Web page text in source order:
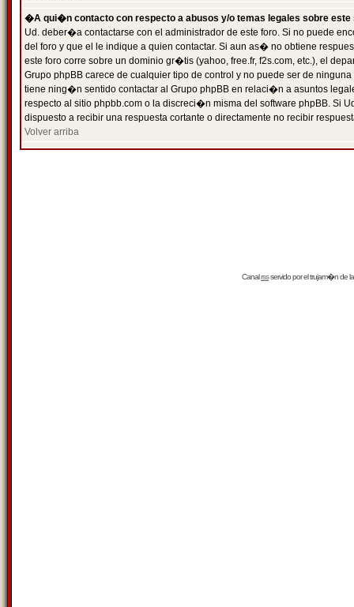
�A qui�n contacto con respecto a abusos y/o temas legales sobre este
Ud. deber�a contactarse con el administrador de este foro. Si no puede
del foro y que el le indique a quien contactar. Si aun as� no obtiene
este foro corre sobre un dominio gr�tis (yahoo, free.fr, f2s.com, etc.), el
Grupo phpBB carece de cualquier tipo de control y no puede ser de
tiene ning�n sentido contactar al Grupo phpBB en relaci�n a asuntos
respecto al sitio phpbb.com o la discreci�n misma del software phpBB. Si
dispuesto a recibir una respuesta cortante o directamente no recibir
Volver arriba
Canalrssservido por eltrujam�nde